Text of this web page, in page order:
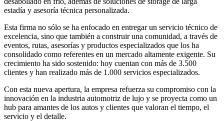
estadía y asesoría técnica personalizada.
Esta firma no sólo se ha enfocado en entregar un servicio técnico de
excelencia, sino que también a construir una comunidad, a través de
eventos, rutas, asesorías y productos especializados que los ha
consolidado como referentes en un mercado altamente exigente. Su
crecimiento ha sido sostenido: hoy cuentan con más de 3.500
clientes y han realizado más de 1.000 servicios especializados.
Con esta nueva apertura, la empresa refuerza su compromiso con la
innovación en la industria automotriz de lujo y se proyecta como un
hub para amantes de los autos y clientes que valoran el tiempo, el
servicio y el detalle.